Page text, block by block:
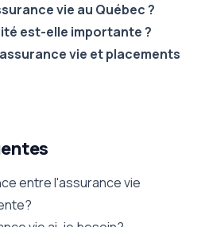
vie au Québec ?
est-elle importante ?
vie et placements
entre l'assurance vie